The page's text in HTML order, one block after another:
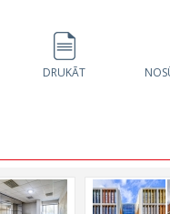
DRUKĀT